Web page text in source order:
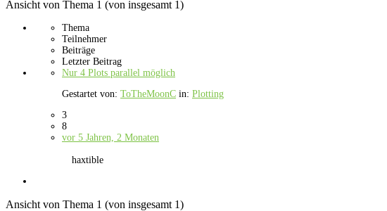
Ansicht von Thema 1 (von insgesamt 1)
Thema
Teilnehmer
Beiträge
Letzter Beitrag
Nur 4 Plots parallel möglich
Gestartet von: ToTheMoonC in: Plotting
3
8
vor 5 Jahren, 2 Monaten
haxtible
Ansicht von Thema 1 (von insgesamt 1)